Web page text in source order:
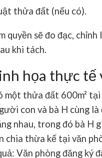
thửa đất (nếu có).
quyền sẽ đo đạc,
khi tách.
họa thực
một thửa đất 600m²
con và bà H cùng
nhau, trong đó bà H
chia thừa kế tại văn
Văn phòng đăng ký